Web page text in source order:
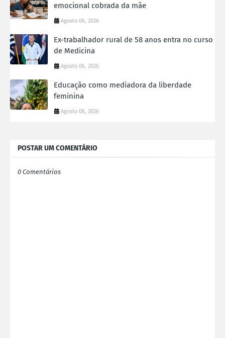
emocional cobrada da mãe
Agosto 06, 2026
Ex-trabalhador rural de 58 anos entra no curso
de Medicina
Agosto 06, 2026
Educação como mediadora da liberdade
feminina
Agosto 06, 2026
POSTAR UM COMENTÁRIO
0 Comentários